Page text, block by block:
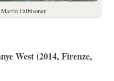
Falbisoner
West (2014, Firenze,